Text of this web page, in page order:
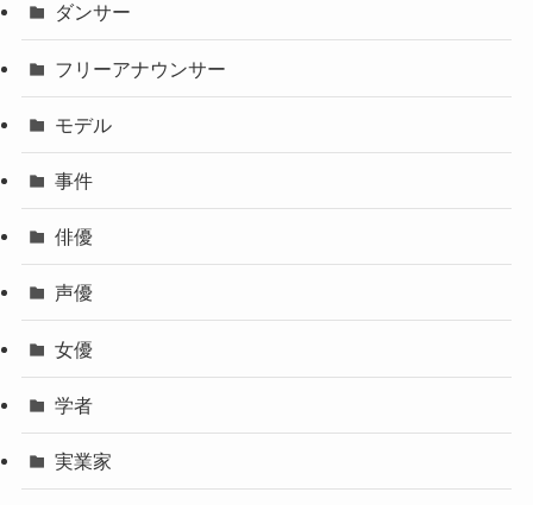
ダンサー
フリーアナウンサー
モデル
事件
俳優
声優
女優
学者
実業家